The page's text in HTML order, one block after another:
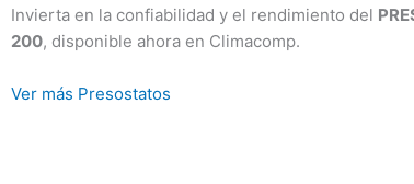
Invierta en la confiabilidad y el rendimiento del
200, disponible ahora en Climacomp.
Ver más Presostatos